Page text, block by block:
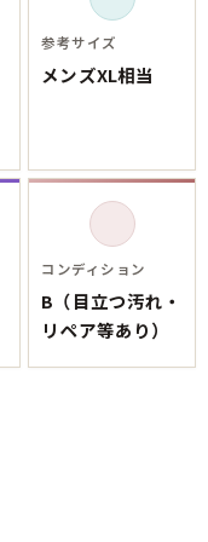
参考サイズ
メンズXL相当
コンディション
B（目立つ汚れ・
リペア等あり）